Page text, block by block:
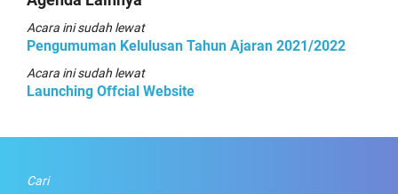
Acara ini sudah lewat
Pengumuman Kelulusan Tahun Ajaran 2021/2022
Acara ini sudah lewat
Launching Offcial Website
Cari